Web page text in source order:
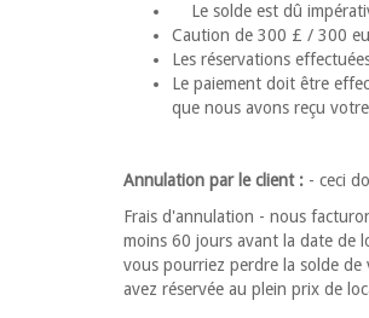
Le solde est dû
Caution de 300 £ / 300
Les réservations
Le paiement doit être
que nous avons reçu
Annulation par le client : - ceci
Frais d'annulation - nous
moins 60 jours avant la date de
vous pourriez perdre la solde
avez réservée au plein prix de